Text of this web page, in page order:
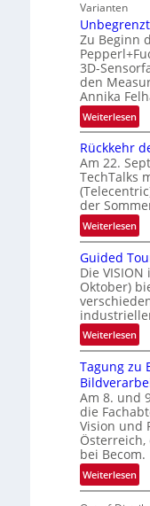
s
-
B
-
R
u
n
d
e
g
i
o
n
t
r
a
l
N
e
w
s
‘
Varianten
Zu Beginn
3D-
den
Annika
Weiterlesen:
U
n
b
e
g
r
e
z
t
e
M
ö
g
l
i
c
h
k
e
i
t
e
Rückkehr
Am 22.
TechTalks
der
Weiterlesen:
R
ü
c
k
k
e
h
d
e
r
i
n
V
I
S
Guided
Die
Oktober)
Weiterlesen:
G
u
i
d
e
d
T
o
u
r
Tagung zu
Am 8. und
die
Vision und
Österreich,
bei Becom.
Weiterlesen:
T